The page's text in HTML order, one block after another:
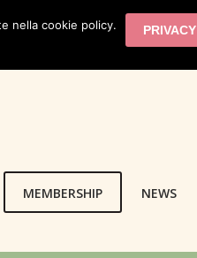
MEMBERSHIP NEWS
nella cookie policy.
PRIVACY